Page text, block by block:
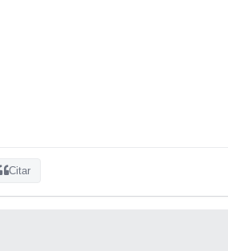
Citar